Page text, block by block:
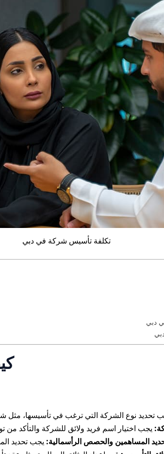
تكلفة تأسيس شركة في دبي
دبي
المساهمين والحصص الرأسمالية: